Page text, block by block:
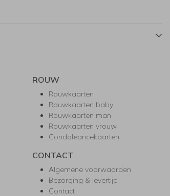
ROUW
Rouwkaarten
Rouwkaarten baby
Rouwkaarten man
Rouwkaarten vrouw
Condoleancekaarten
CONTACT
Algemene voorwaarden
Bezorging & levertijd
Contact